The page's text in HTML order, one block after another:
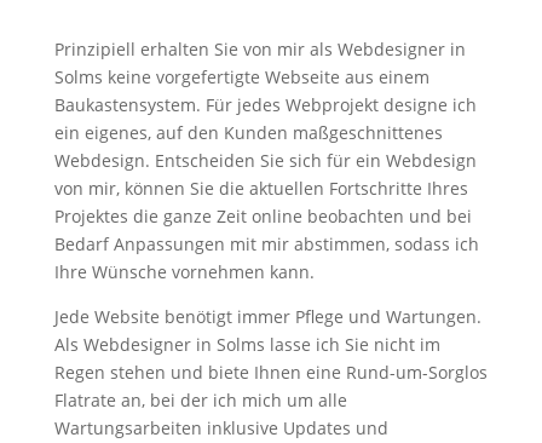
Prinzipiell erhalten Sie von mir als Webdesigner in
Solms keine vorgefertigte Webseite aus einem
Baukastensystem. Für jedes Webprojekt designe ich
ein eigenes, auf den Kunden maßgeschnittenes
Webdesign. Entscheiden Sie sich für ein Webdesign
von mir, können Sie die aktuellen Fortschritte Ihres
Projektes die ganze Zeit online beobachten und bei
Bedarf Anpassungen mit mir abstimmen, sodass ich
Ihre Wünsche vornehmen kann.
Jede Website benötigt immer Pflege und Wartungen.
Als Webdesigner in Solms lasse ich Sie nicht im
Regen stehen und biete Ihnen eine Rund-um-Sorglos
Flatrate an, bei der ich mich um alle
Wartungsarbeiten inklusive Updates und